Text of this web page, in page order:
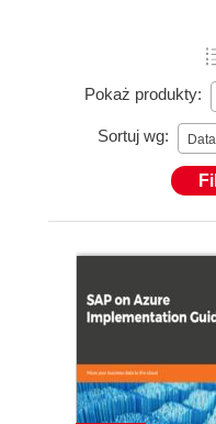
Pokaż produkty:
Sortuj wg: